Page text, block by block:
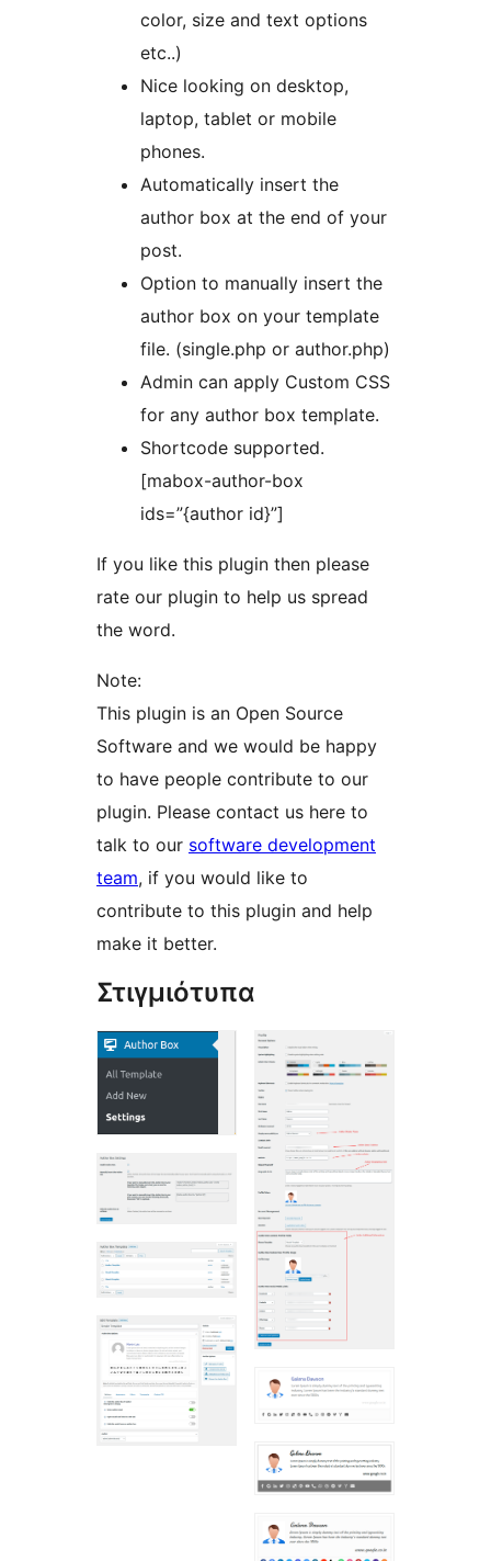
color, size and text options
etc..)
Nice looking on desktop,
laptop, tablet or mobile
phones.
Automatically insert the
author box at the end of your
post.
Option to manually insert the
author box on your template
file. (single.php or author.php)
Admin can apply Custom CSS
for any author box template.
Shortcode supported.
[mabox-author-box
ids=”{author id}”]
If you like this plugin then please
rate our plugin to help us spread
the word.
Note:
This plugin is an Open Source
Software and we would be happy
to have people contribute to our
plugin. Please contact us here to
talk to our software development
team, if you would like to
contribute to this plugin and help
make it better.
Στιγμιότυπα